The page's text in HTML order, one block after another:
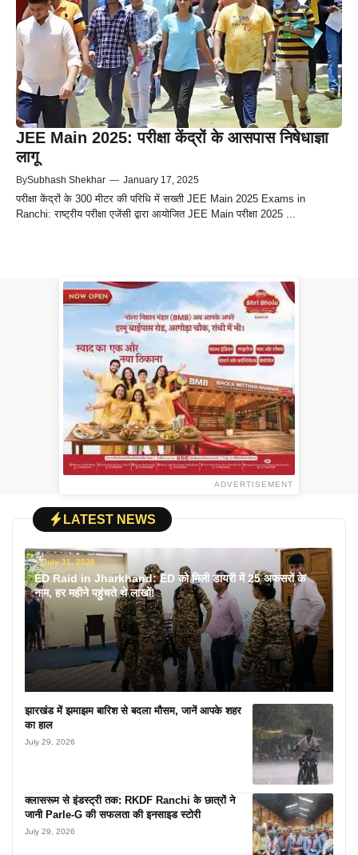
JEE Main 2025: परीक्षा केंद्रों के आसपास निषेधाज्ञा
लागू
BySubhash Shekhar — January 17, 2025
परीक्षा केंद्रों के 300 मीटर की परिधि में सख्ती JEE Main 2025 Exams in
Ranchi: राष्ट्रीय परीक्षा एजेंसी द्वारा आयोजित JEE Main परीक्षा 2025 ...
ADVERTISEMENT
LATEST NEWS
July 31, 2026
ED Raid in Jharkhand: ED को मिली डायरी में 25 अफसरों के
नाम, हर महीने पहुंचते थे लाखों!
झारखंड में झमाझम बारिश से बदला मौसम, जानें आपके शहर
का हाल
July 29, 2026
क्लासरूम से इंडस्ट्री तक: RKDF Ranchi के छात्रों ने
जानी Parle-G की सफलता की इनसाइड स्टोरी
July 29, 2026